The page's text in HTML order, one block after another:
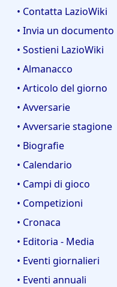
• Contatta LazioWiki
• Invia un documento
• Sostieni LazioWiki
• Almanacco
• Articolo del giorno
• Avversarie
• Avversarie stagione
• Biografie
• Calendario
• Campi di gioco
• Competizioni
• Cronaca
• Editoria - Media
• Eventi giornalieri
• Eventi annuali